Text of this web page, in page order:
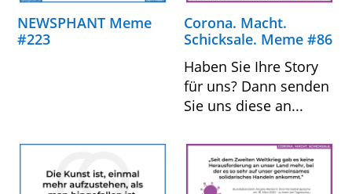
NEWSPHANT Meme
#223
Corona. Macht.
Schicksale. Meme #86
Haben Sie Ihre Story
für uns? Dann senden
Sie uns diese an...